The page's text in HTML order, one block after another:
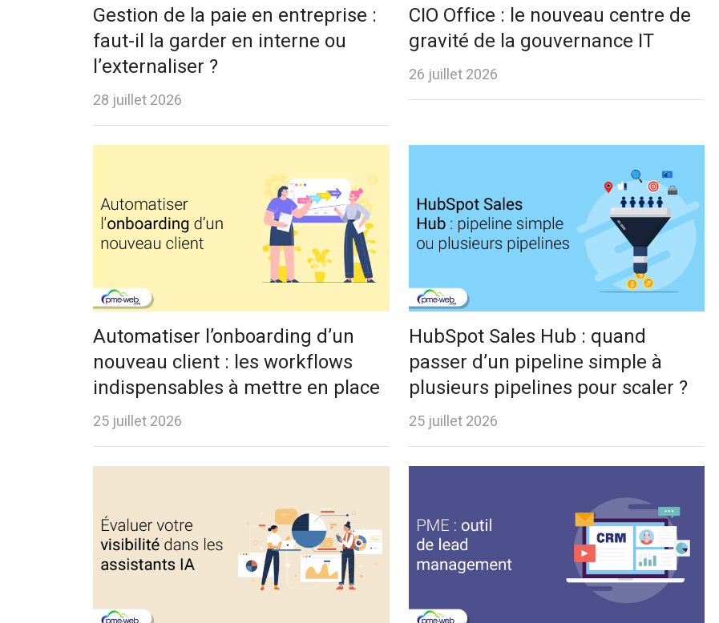
Gestion de la paie en entreprise :
faut-il la garder en interne ou
l’externaliser ?
28 juillet 2026
CIO Office : le nouveau centre de
gravité de la gouvernance IT
26 juillet 2026
Automatiser l’onboarding d’un
nouveau client : les workflows
indispensables à mettre en place
25 juillet 2026
HubSpot Sales Hub : quand
passer d’un pipeline simple à
plusieurs pipelines pour scaler ?
25 juillet 2026